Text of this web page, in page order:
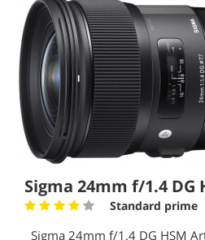
Sigma 24mm f/1.4 DG
Standard prime
Sigma 24mm f/1.4 DG HSM